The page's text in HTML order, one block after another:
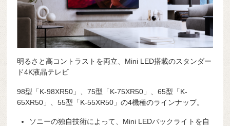
明るさと高コントラストを両立、Mini LED搭載のスタンダー
ド4K液晶テレビ
98型「K-98XR50」、75型「K-75XR50」、65型「K-
65XR50」、55型「K-55XR50」の4機種のラインナップ。
ソニーの独自技術によって、Mini LEDバックライトを自